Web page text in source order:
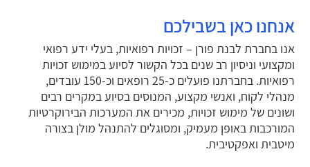
אנו בחברת לבנת פורן – זכויות רפואיות, בעלי ידע רפואי
ומקצועי וניסיון רב שנים בכל הקשור לסיוע במימוש זכויות
רפואיות. בחברתנו פועלים כ-25 רופאים וכ-150 עובדים,
מנהלי לקוח, ואנשי מקצוע, המנוסים בסיוע במקרים רבים
ושונים של מימוש זכויות, מכירים את המערכות הבירוקרטיות
המורכבות באופן מעמיק, ומסוגלים להתנהל מולן בצורה
מיטבית ואפקטיבית.
אנחנו כאן בשבילכם